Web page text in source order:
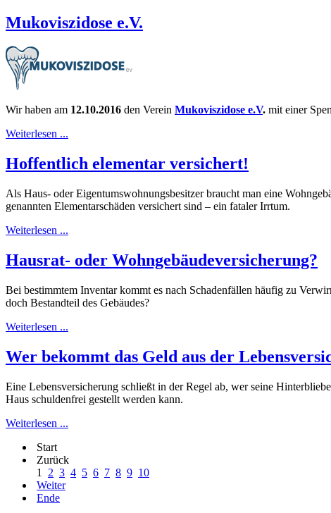
Mukoviszidose e.V.
Wir haben am 12.10.2016 den Verein Mukoviszidose e.V. mit einer
Weiterlesen ...
Hoffentlich elementar versichert!
Als Haus- oder Eigentumswohnungsbesitzer braucht man eine
genannten Elementarschäden versichert sind – ein fataler Irrtum.
Weiterlesen ...
Hausrat- oder Wohngebäudeversicherung?
Bei bestimmtem Inventar kommt es nach Schadenfällen häufig zu
doch Bestandteil des Gebäudes?
Weiterlesen ...
Wer bekommt das Geld aus der
Eine Lebensversicherung schließt in der Regel ab, wer seine
Haus schuldenfrei gestellt werden kann.
Weiterlesen ...
Start
Zurück
1
2 3 4 5 6 7 8 9 10
Weiter
Ende